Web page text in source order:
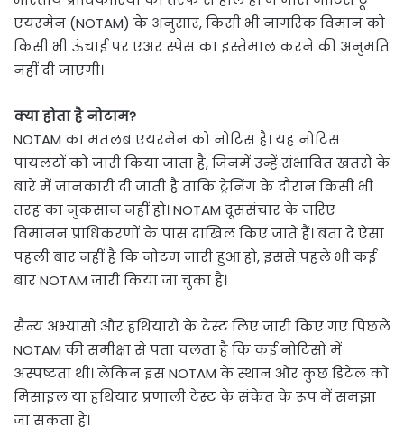
एयरमेन (NOTAM) के अनुसार, किसी भी नागरिक विमान को
किसी भी ऊंचाई पर एअर स्पेस का इस्तेमाल करने की अनुमति
नहीं दी जाएगी।
क्या होता है नोटाम?
NOTAM का मतलब एयरमेन को नोटिस है। यह नोटिस
पायलटों को जारी किया जाता है, जिनमें उन्हें संभावित खतरों के
बारे में जानकारी दी जाती है ताकि ट्रेनिंग के दौरान किसी भी
तरह का नुकसान नहीं हो। NOTAM दूससंचार के जरिए
विमानन प्राधिकरणों के पास दाखिल किए जाते हैं। बता दें ऐसा
पहली बार नहीं है कि नोटम जारी हुआ हो, इससे पहले भी कई
बार NOTAM जारी किया जा चुका है।
सैन्य अभ्यासों और हथियारों के टेस्ट लिए जारी किए गए पिछले
NOTAM की समीक्षा से पता चलता है कि कई नोटिसों में
अस्पष्टता थी। लेकिन इस NOTAM के स्थान और कुछ डिटेल को
मिसाइल या हथियार प्रणाली टेस्ट के संकेत के रूप में समझा
जा सकता है।